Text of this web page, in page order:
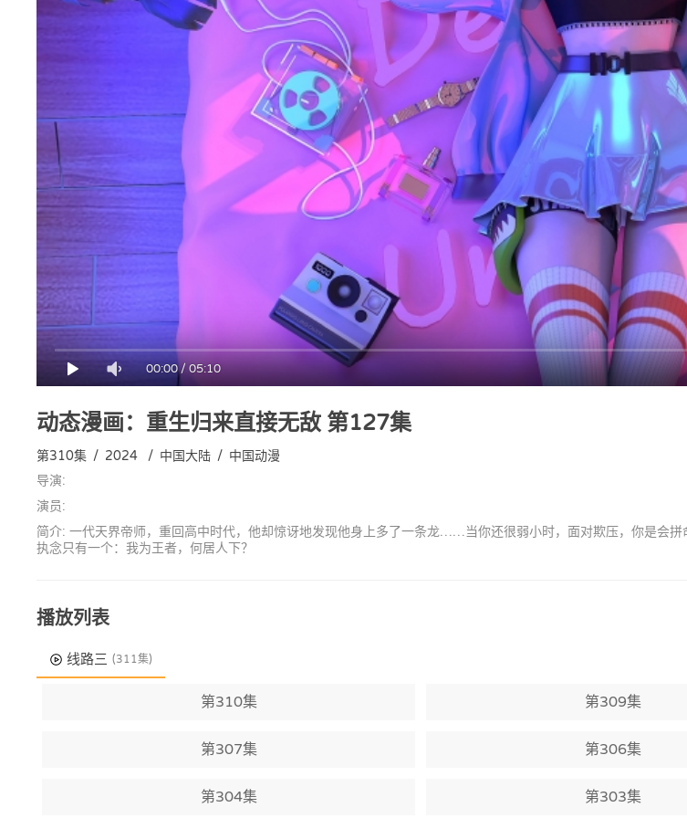
00:00/05:10
动态漫画：重生归来直接无敌 第127集
第310集 / 2024 / 中国大陆 / 中国动漫
导演:
演员:
简介: 一代天界帝师，重回高中时代，他却惊讶地发现他身上多了一条龙……当你还很弱小时，面对欺压，你是会
执念只有一个：我为王者，何居人下？
播放列表
线路三 (311集)
第310集 第309集
第307集 第306集
第304集 第303集